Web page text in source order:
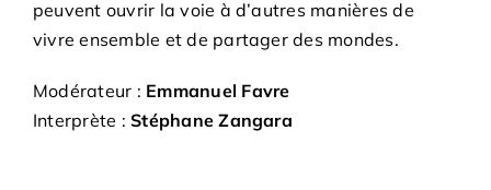
peuvent ouvrir la voie à d’autres manières de
vivre ensemble et de partager des mondes.
Modérateur : Emmanuel Favre
Interprète : Stéphane Zangara